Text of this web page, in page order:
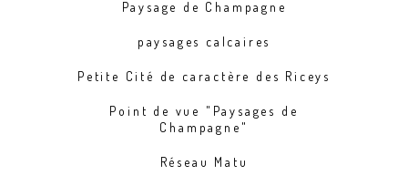
Paysage de Champagne
paysages calcaires
Petite Cité de caractère des Riceys
Point de vue "Paysages de
Champagne"
Réseau Matu